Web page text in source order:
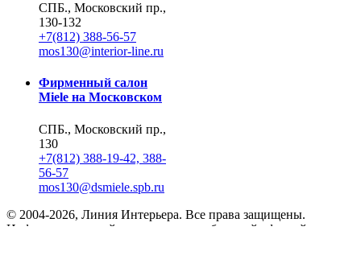
СПБ., Московский пр.,
130-132
+7(812) 388-56-57
mos130@interior-line.ru
Фирменный салон
Miele на Московском
СПБ., Московский пр.,
130
+7(812) 388-19-42, 388-
56-57
mos130@dsmiele.spb.ru
© 2004-2026, Линия Интерьера. Все права защищены.
Информация на сайте не является публичной офертой.